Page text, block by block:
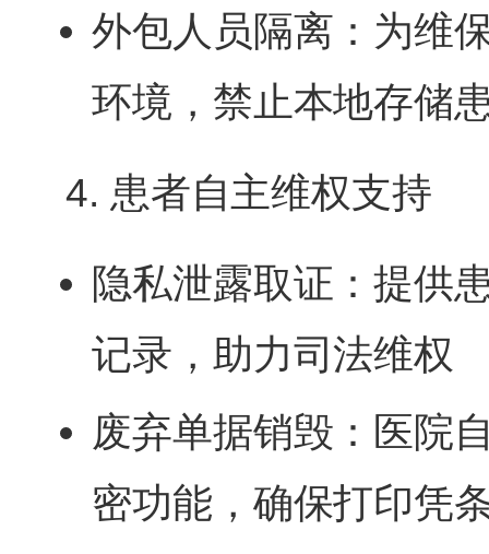
外包人员隔离：为维
环境，禁止本地存储
4. 患者自主维权支持
隐私泄露取证：提供
记录，助力司法维权
废弃单据销毁：医院
密功能，确保打印凭